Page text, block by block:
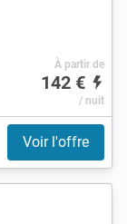
À partir de
142 €
/ nuit
Voir l'offre